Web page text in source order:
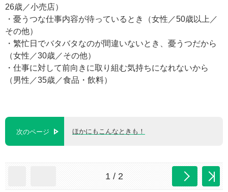
26歳／小売店）
・憂うつな仕事内容が待っているとき（女性／50歳以上／
その他）
・繁忙日でバタバタなのが間違いないとき、憂うつだから
（女性／30歳／その他）
・仕事に対して前向きに取り組む気持ちになれないから
（男性／35歳／食品・飲料）
次のページ ほかにもこんなときも！
1 / 2